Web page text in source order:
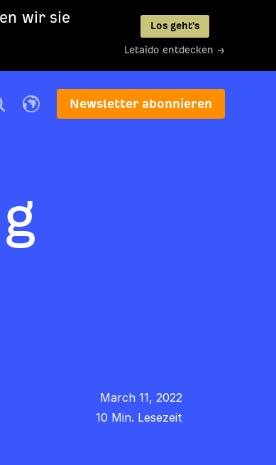
wir sie
Los geht's
Letaido entdecken →
Newsletter abonnieren
March 11, 2022
10 Min. Lesezeit